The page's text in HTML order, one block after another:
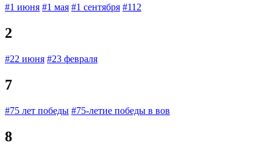
#1 июня #1 мая #1 сентября #112
2
#22 июня #23 февраля
7
#75 лет победы #75-летие победы в вов
8